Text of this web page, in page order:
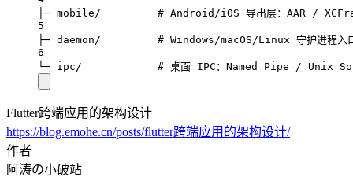
├─ mobile/         # Android/iOS 导出层：AAR /
5
├─ daemon/         # Windows/macOS/Linux 守护进程入
6
└─ ipc/            # 桌面 IPC：Named Pipe / Unix
Flutter跨端应用的架构设计
https://blog.emohe.cn/posts/flutter跨端应用的架构设计/
作者
阿涛の小破站